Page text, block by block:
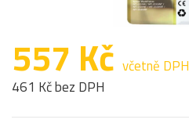
557 Kč včetně DPH
461 Kč bez DPH